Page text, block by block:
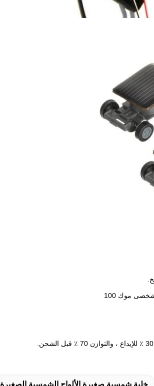
30 ٪ للإيداع ، والتوازن 70 ٪ قبل الشحن.
خلية شمسية صغيرة,الألواح الشمسية الصغيرة